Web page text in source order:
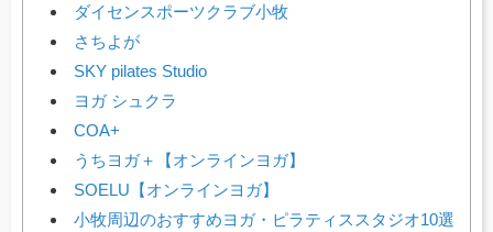
ダイセンスポーツクラブ小牧
さちよが
SKY pilates Studio
ヨガ シュクラ
COA+
うちヨガ＋【オンラインヨガ】
SOELU【オンラインヨガ】
小牧周辺のおすすめヨガ・ピラティススタジオ10選